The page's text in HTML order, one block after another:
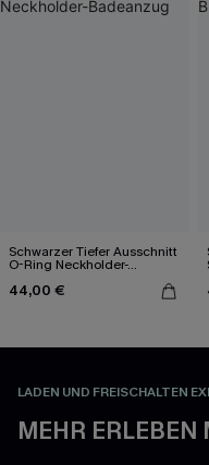
Schwarzer Tiefer Ausschnitt
O-Ring Neckholder-
44,00 €
LADEN UND FREISCHALTEN
MEHR ERLEBEN